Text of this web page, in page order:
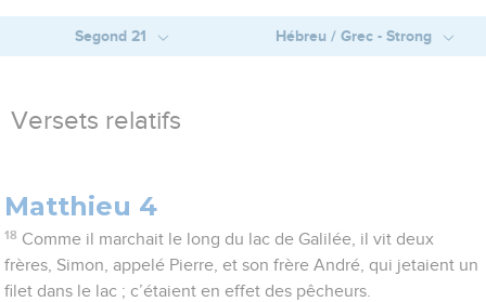
Segond 21 Hébreu / Grec - Strong
Versets relatifs
Matthieu 4
18 Comme il marchait le long du lac de Galilée, il vit deux
frères, Simon, appelé Pierre, et son frère André, qui jetaient un
filet dans le lac ; c’étaient en effet des pêcheurs.